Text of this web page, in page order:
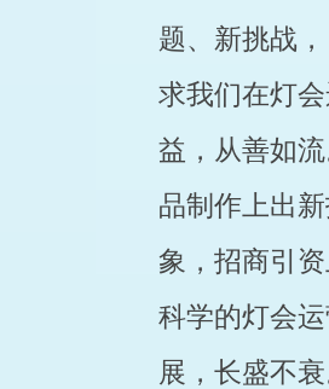
题、新挑战
求我们在灯
益，从善如
品制作上出
象，招商引
科学的灯会
展，长盛不